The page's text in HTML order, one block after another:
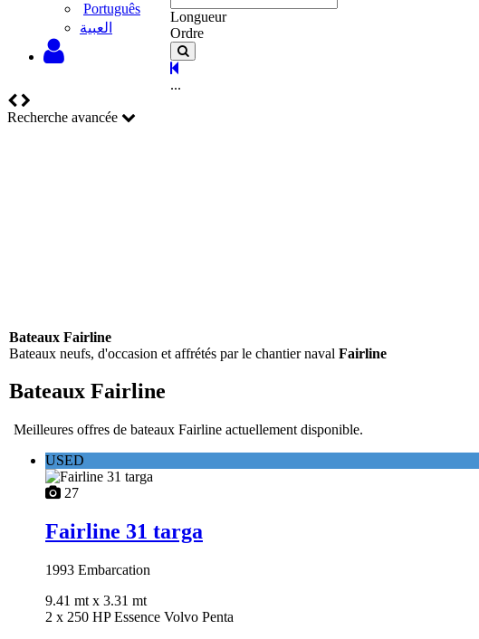
Português
‫العبية
Longueur
Ordre
...
Recherche avancée
Bateaux Fairline
Bateaux neufs, d'occasion et affrétés par le chantier naval Fairline
Bateaux Fairline
Meilleures offres de bateaux Fairline actuellement disponible.
USED
27
Fairline 31 targa
1993 Embarcation
9.41 mt x 3.31 mt
2 x 250 HP Essence Volvo Penta